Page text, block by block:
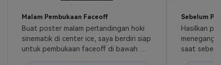
Malam Pembukaan Faceoff
Buat poster malam pertandingan hoki
sinematik di center ice, saya berdiri siap
untuk pembukaan faceoff di bawah
Sebelum
Hasilkan
saat